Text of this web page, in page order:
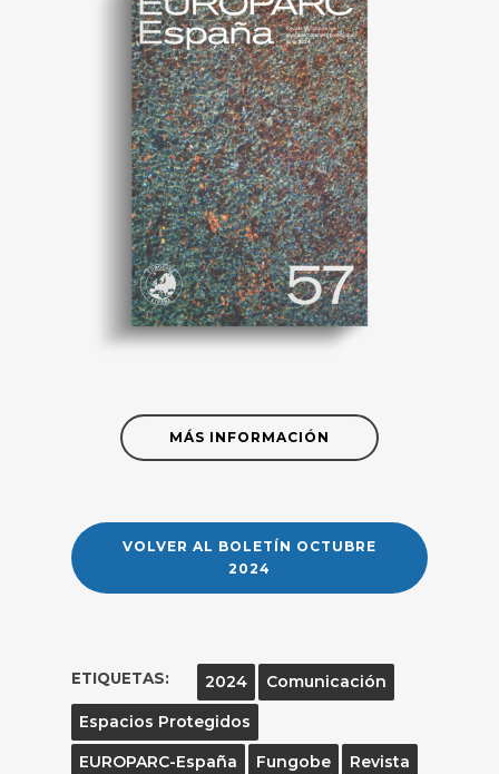
MÁS INFORMACIÓN
VOLVER AL BOLETÍN OCTUBRE
2024
ETIQUETAS: 2024
Comunicación
Espacios Protegidos
EUROPARC-España
Fungobe Revista